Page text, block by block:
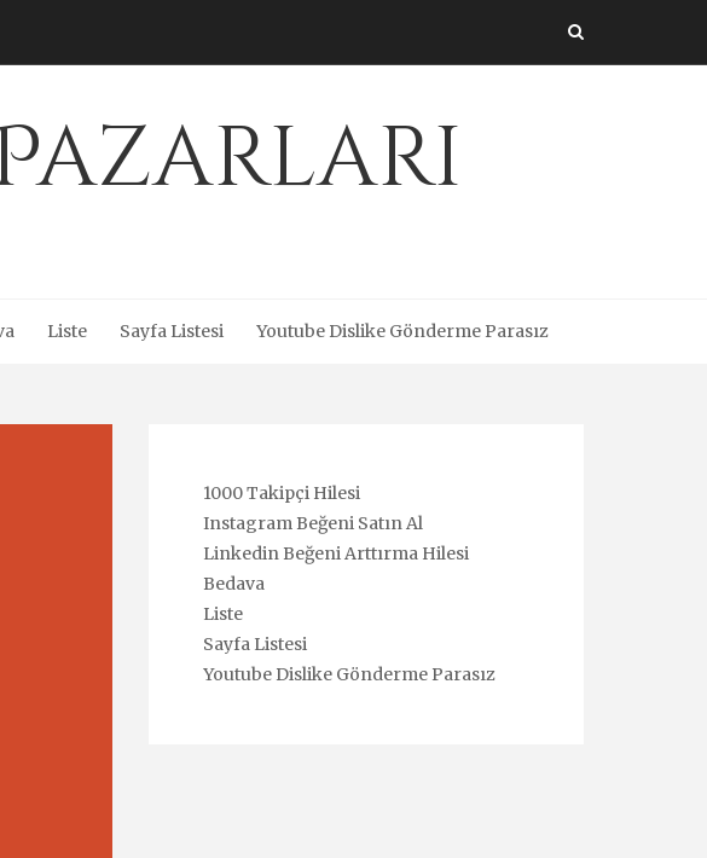
Liste Sayfa Listesi Youtube Dislike Gönderme Parasız
1000 Takipçi Hilesi
Instagram Beğeni Satın Al
Linkedin Beğeni Arttırma Hilesi
Bedava
Liste
Sayfa Listesi
Youtube Dislike Gönderme Parasız